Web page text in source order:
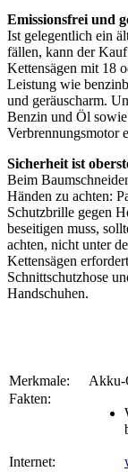
Emissionsfrei und
Ist gelegentlich ein
fällen, kann der
Kettensägen mit 18
Leistung wie
und geräuscharm.
Benzin und Öl
Verbrennungsmotor
Sicherheit ist
Beim
Händen zu achten:
Schutzbrille gegen
beseitigen muss,
achten, nicht unter
Kettensägen
Schnittschutzhose
Handschuhen.
Merkmale:
Akku-
Fakten:
Internet: